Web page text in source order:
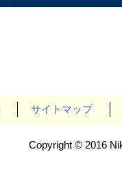
サイトマップ
Copyright © 2016